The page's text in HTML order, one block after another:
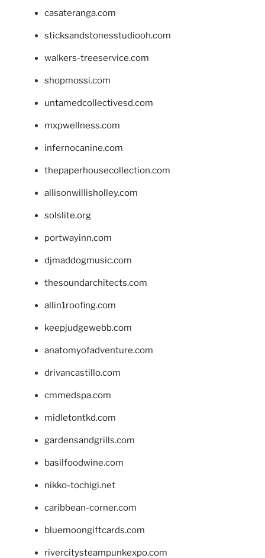
casateranga.com
sticksandstonesstudiooh.com
walkers-treeservice.com
shopmossi.com
untamedcollectivesd.com
mxpwellness.com
infernocanine.com
thepaperhousecollection.com
allisonwillisholley.com
solslite.org
portwayinn.com
djmaddogmusic.com
thesoundarchitects.com
allin1roofing.com
keepjudgewebb.com
anatomyofadventure.com
drivancastillo.com
cmmedspa.com
midletontkd.com
gardensandgrills.com
basilfoodwine.com
nikko-tochigi.net
caribbean-corner.com
bluemoongiftcards.com
rivercitysteampunkexpo.com